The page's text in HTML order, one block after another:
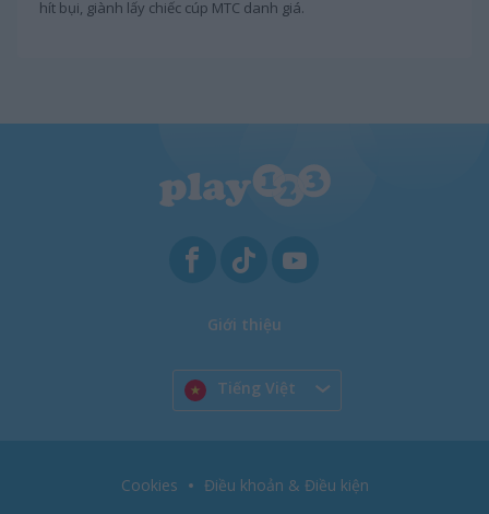
hít bụi, giành lấy chiếc cúp MTC danh giá.
Giới thiệu
Tiếng Việt
Cookies Điều khoản & Điều kiện